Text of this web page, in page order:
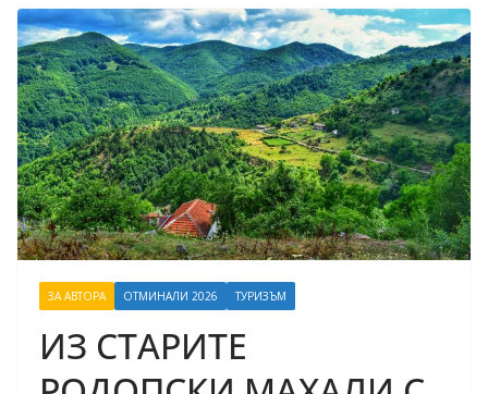
ЗА АВТОРА ОТМИНАЛИ 2026 ТУРИЗЪМ
ИЗ СТАРИТЕ